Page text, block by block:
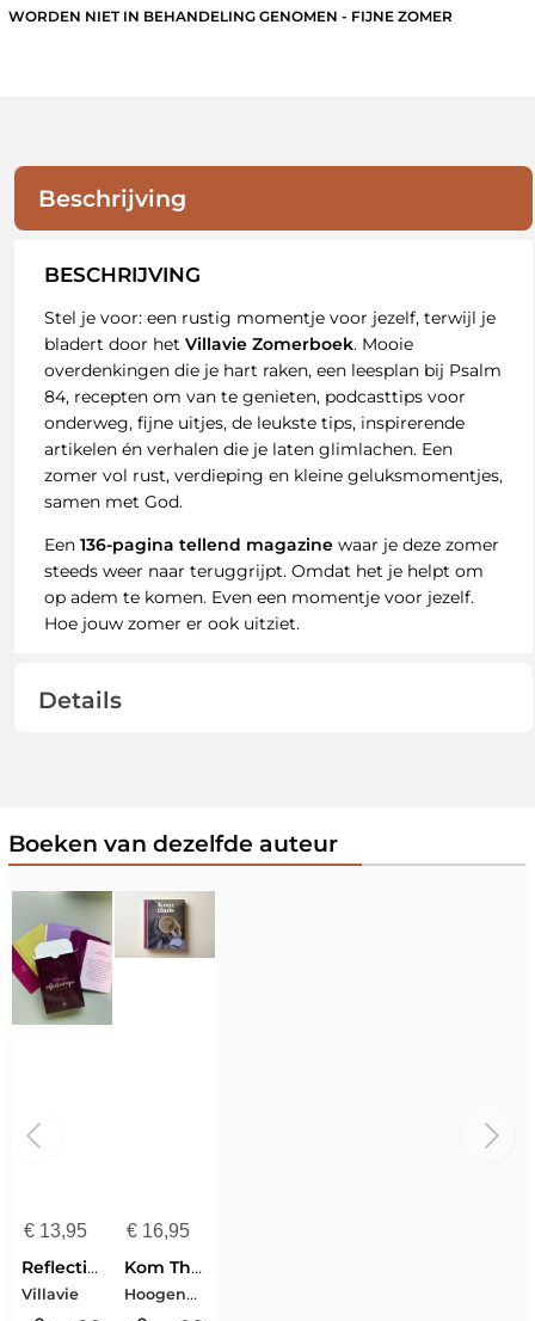
WORDEN NIET IN BEHANDELING GENOMEN - FIJNE ZOMER
Beschrijving
BESCHRIJVING
Stel je voor: een rustig momentje voor jezelf, terwijl je
bladert door het Villavie Zomerboek. Mooie
overdenkingen die je hart raken, een leesplan bij Psalm
84, recepten om van te genieten, podcasttips voor
onderweg, fijne uitjes, de leukste tips, inspirerende
artikelen én verhalen die je laten glimlachen. Een
zomer vol rust, verdieping en kleine geluksmomentjes,
samen met God.
Een 136-pagina tellend magazinewaar je deze zomer
steeds weer naar teruggrijpt. Omdat het je helpt om
op adem te komen. Even een momentje voor jezelf.
Hoe jouw zomer er ook uitziet.
Details
Boeken van dezelfde auteur
€13,95
Reflectiekaarten Voluit Leven Levenshuis
Villavie
€16,95
Kom Thuis - Winterboek
Hoogenboom, Eline-Villavie